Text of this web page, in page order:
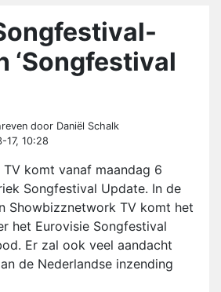
‘Songfestival
door Daniël Schalk
17, 10:28
komt vanaf maandag 6
Songfestival Update. In de
Showbizznetwork TV komt het
het Eurovisie Songfestival
Er zal ook veel aandacht
de Nederlandse inzending